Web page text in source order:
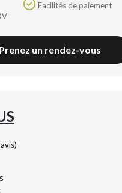
Facilités de paiement
Prenez un rendez-vous
avis)